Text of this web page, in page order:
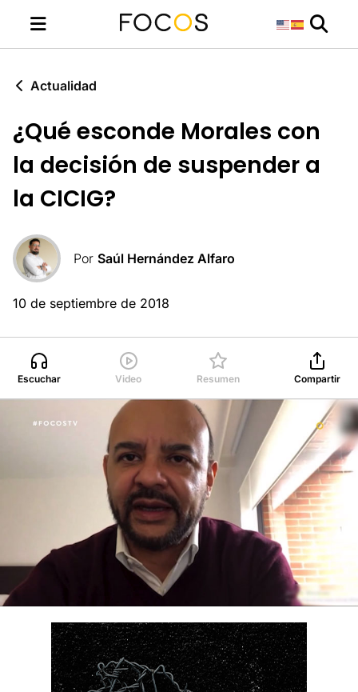
Actualidad
¿Qué esconde Morales con
la decisión de suspender a
la CICIG?
Por Saúl Hernández Alfaro
10 de septiembre de 2018
Escuchar Video Resumen Compartir